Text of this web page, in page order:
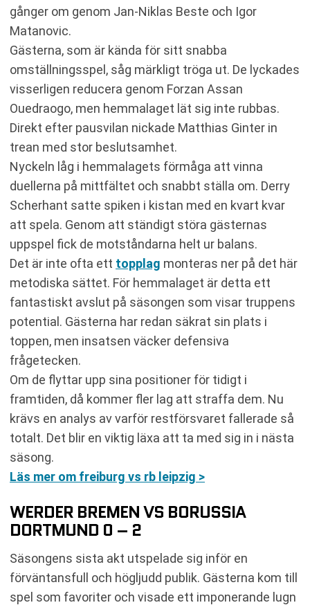
gånger om genom Jan-Niklas Beste och Igor
Matanovic.
Gästerna, som är kända för sitt snabba
omställningsspel, såg märkligt tröga ut. De lyckades
visserligen reducera genom Forzan Assan
Ouedraogo, men hemmalaget lät sig inte rubbas.
Direkt efter pausvilan nickade Matthias Ginter in
trean med stor beslutsamhet.
Nyckeln låg i hemmalagets förmåga att vinna
duellerna på mittfältet och snabbt ställa om. Derry
Scherhant satte spiken i kistan med en kvart kvar
att spela. Genom att ständigt störa gästernas
uppspel fick de motståndarna helt ur balans.
Det är inte ofta ett topplag monteras ner på det här
metodiska sättet. För hemmalaget är detta ett
fantastiskt avslut på säsongen som visar truppens
potential. Gästerna har redan säkrat sin plats i
toppen, men insatsen väcker defensiva
frågetecken.
Om de flyttar upp sina positioner för tidigt i
framtiden, då kommer fler lag att straffa dem. Nu
krävs en analys av varför restförsvaret fallerade så
totalt. Det blir en viktig läxa att ta med sig in i nästa
säsong.
Läs mer om freiburg vs rb leipzig >
WERDER BREMEN VS BORUSSIA
DORTMUND 0 – 2
Säsongens sista akt utspelade sig inför en
förväntansfull och högljudd publik. Gästerna kom till
spel som favoriter och visade ett imponerande lugn